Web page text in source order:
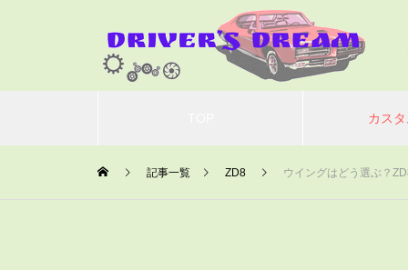
カス
記事一覧 ZD8 ウイングはどう選ぶ？